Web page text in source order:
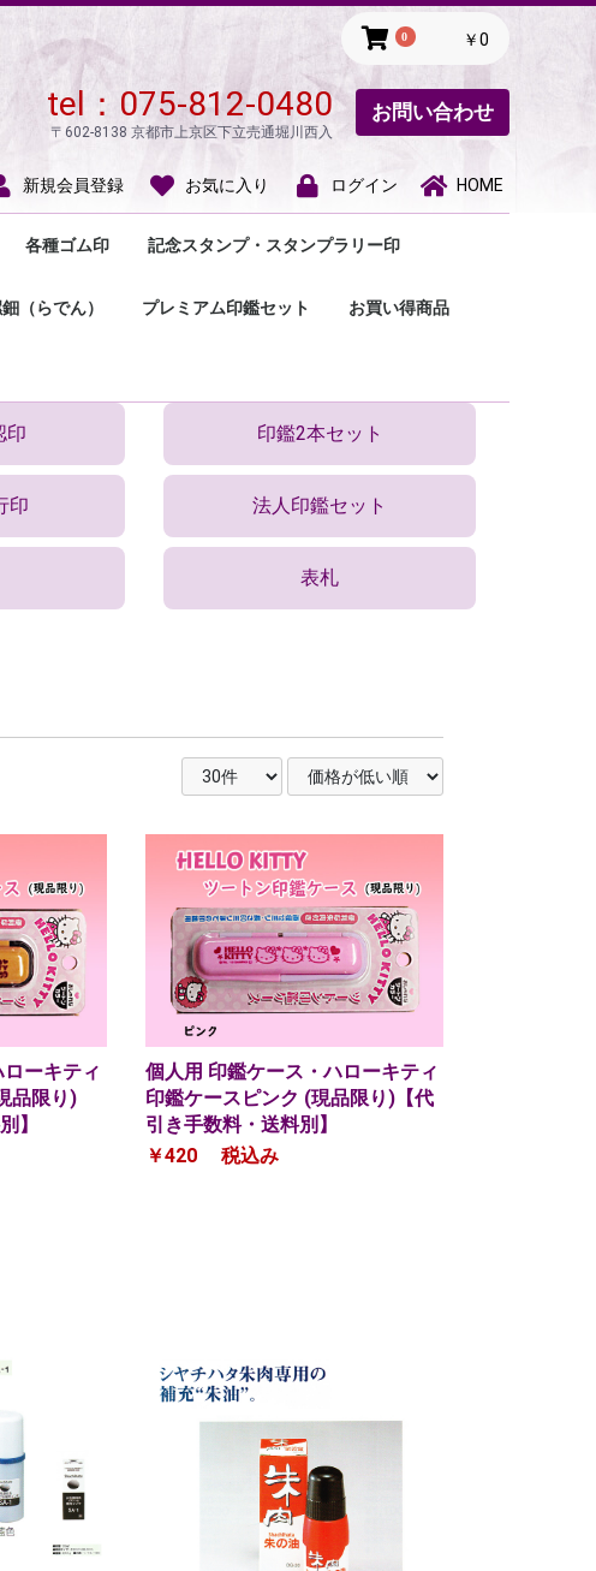
0 ￥0
tel： 075-812-0480
〒602-8138 京都市上京区下立売通堀川西入
お問い合わせ
新規会員登録 お気に入り ログイン HOME
各種ゴム印
落款印・趣味の印 一文字印
游印‣関防印
蔵書印
落款印
住所印・風雅印
分割タイプ住所印
小切手用ゴム印・手形
医療用（人体図）ゴム
のし袋用ゴム印・慶弔
お名前印・氏名印・ご
その他のゴム印
記念スタンプ・スタンプラリー印
観光スタンプ
スタンプラリー印
（らでん） プレミアム印鑑セット お買い得商品
印 印鑑2本セット
印 法人印鑑セット
表札
ーキティ
品限り)
】
個人用 印鑑ケース・ハローキティ
印鑑ケースピンク (現品限り)【代
引き手数料・送料別】
￥420
税込み